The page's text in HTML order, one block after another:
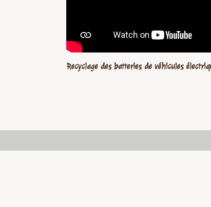
Recyclage des batteries de véhicules